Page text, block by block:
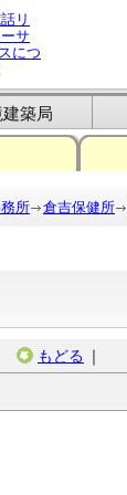
築局
所 倉吉保健所
もどる ｜